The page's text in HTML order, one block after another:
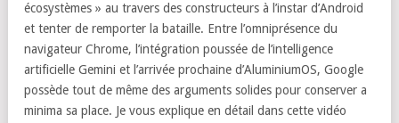
écosystèmes » au travers des constructeurs à l’instar d’Android
et tenter de remporter la bataille. Entre l’omniprésence du
navigateur Chrome, l’intégration poussée de l’intelligence
artificielle Gemini et l’arrivée prochaine d’AluminiumOS, Google
possède tout de même des arguments solides pour conserver a
minima sa place. Je vous explique en détail dans cette vidéo